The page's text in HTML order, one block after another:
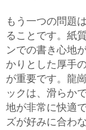
もう一つの問題
ることです。紙
ンでの書き心地
かりとした厚手
が重要です。龍
ックは、滑らか
地が非常に快適
ズが好みに合わ